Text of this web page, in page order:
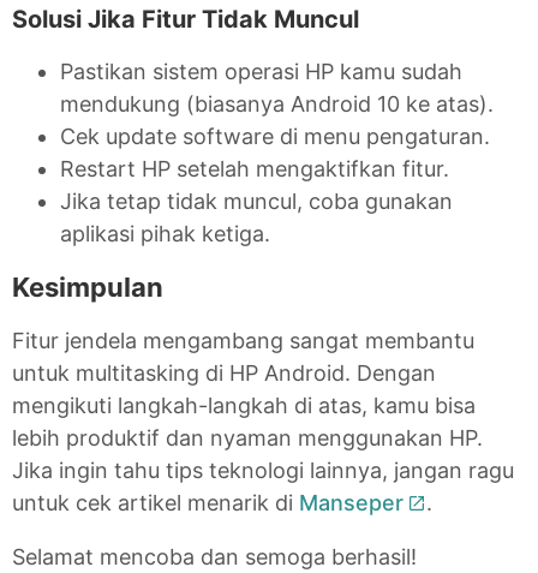
Solusi Jika Fitur Tidak Muncul
Pastikan sistem operasi HP kamu sudah
mendukung (biasanya Android 10 ke atas).
Cek update software di menu pengaturan.
Restart HP setelah mengaktifkan fitur.
Jika tetap tidak muncul, coba gunakan
aplikasi pihak ketiga.
Kesimpulan
Fitur jendela mengambang sangat membantu
untuk multitasking di HP Android. Dengan
mengikuti langkah-langkah di atas, kamu bisa
lebih produktif dan nyaman menggunakan HP.
Jika ingin tahu tips teknologi lainnya, jangan ragu
untuk cek artikel menarik di Manseper .
Selamat mencoba dan semoga berhasil!